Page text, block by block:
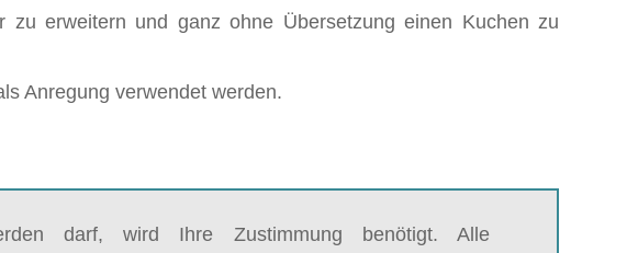
erweitern und ganz ohne Übersetzung einen Kuchen zu
Anregung verwendet werden.
darf, wird Ihre Zustimmung benötigt. Alle